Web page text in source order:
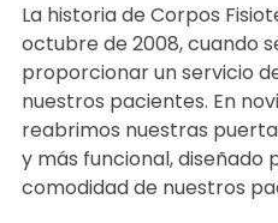
La historia de Corpos
octubre de 2008, cuando
proporcionar un servicio
nuestros pacientes. En
reabrimos nuestras
y más funcional, diseñado
comodidad de nuestros